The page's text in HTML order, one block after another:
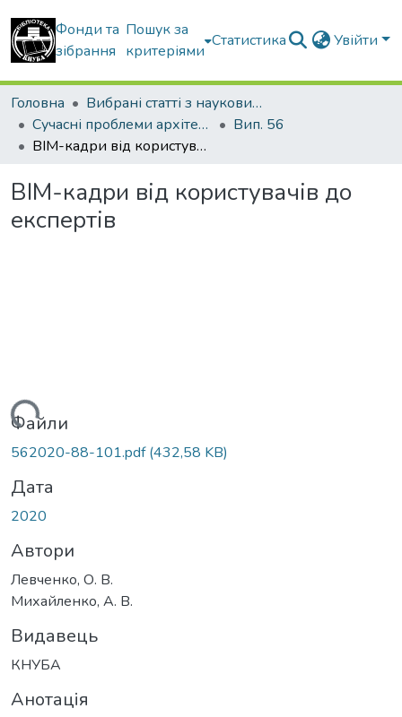
Фонди та
зібрання
Пошук за
критеріями
Статистика Увійти
Головна
Вибрані статті з наукових збірників КНУБА
Сучасні проблеми архітектури та містобудування
Вип. 56
ВІМ-кадри від користувачів до експертів
ВІМ-кадри від користувачів до
експертів
Файли
562020-88-101.pdf(432,58 KB)
Дата
2020
Автори
Левченко, О. В.
Михайленко, А. В.
Видавець
КНУБА
Анотація